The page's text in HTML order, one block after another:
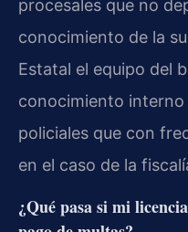
procesales que no
conocimiento de la
Estatal el equipo del
conocimiento
policiales que con
en el caso de la
¿Qué pasa si mi